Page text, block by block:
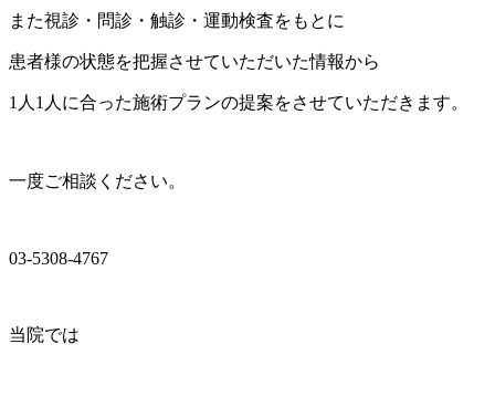
また視診・問診・触診・運動検査をもとに
患者様の状態を把握させていただいた情報から
1人1人に合った施術プランの提案をさせていただきます。
一度ご相談ください。
03-5308-4767
当院では